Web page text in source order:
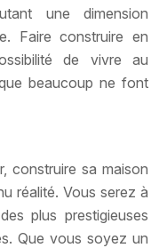
une dimension
Faire construire en
de vivre au
beaucoup ne font
construire sa maison
réalité. Vous serez à
plus prestigieuses
Que vous soyez un